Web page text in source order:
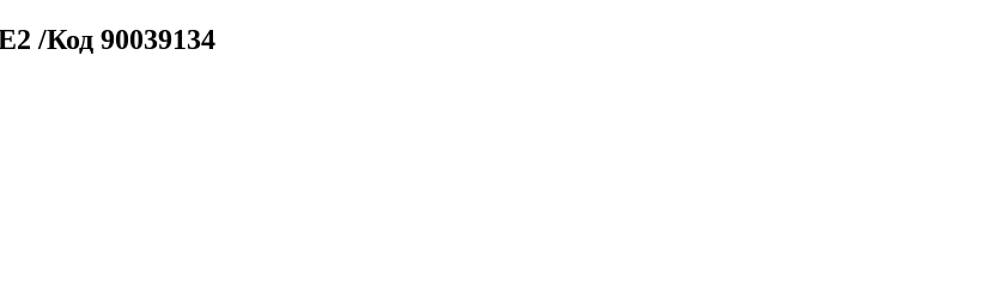
/Код 90039134